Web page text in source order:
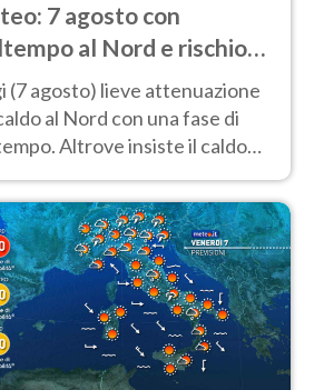
7 agosto con
al Nord e rischio
Altrove caldo
(7 agosto) lieve attenuazione
al Nord con una fase di
Altrove insiste il caldo